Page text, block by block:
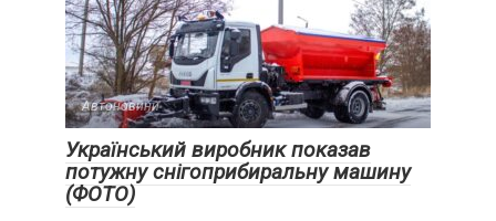
Автоновини
Український виробник показав
потужну снігоприбиральну машину
(ФОТО)